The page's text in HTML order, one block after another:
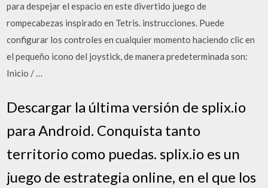
para despejar el espacio en este divertido juego de
rompecabezas inspirado en Tetris. instrucciones. Puede
configurar los controles en cualquier momento haciendo clic en
el pequeño icono del joystick, de manera predeterminada son:
Inicio / …
Descargar la última versión de splix.io
para Android. Conquista tanto
territorio como puedas. splix.io es un
juego de estrategia online, en el que los